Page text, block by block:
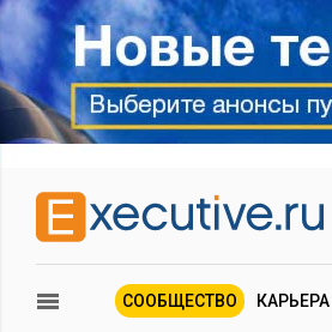
СООБЩЕСТВО КАРЬЕРА